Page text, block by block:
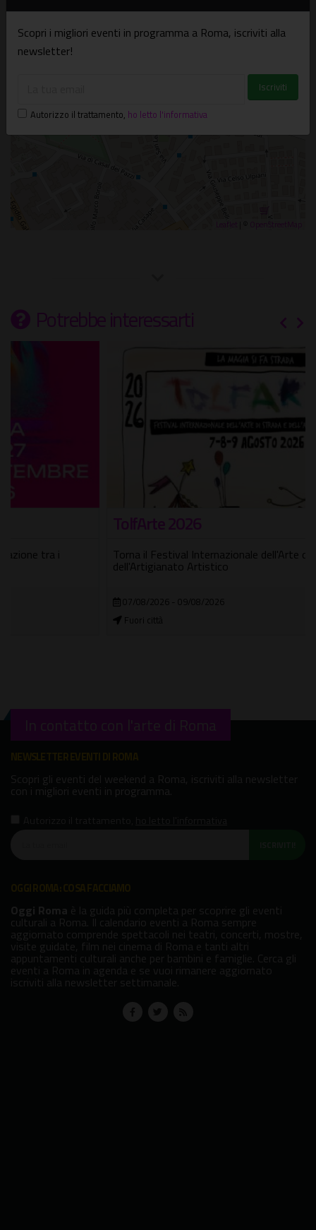
Parco regionale urbano di Aguzzano
Via Casale di San Basilio - Roma
Potrebbe interessarti
Torna il Festival Internazionale dell'Arte di Strada e
dell'Artigianato Artistico
07/08/2026 - 09/08/2026
In contatto con l'arte di Roma
Scopri i migliori eventi in programma a Roma, iscriviti alla
newsletter!
Autorizzo il trattamento, ho letto l'informativa